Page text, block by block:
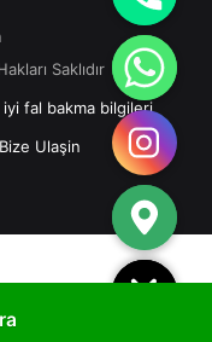
Saklıdır
iyi fal bakma bilgileri
Bize Ulaşin